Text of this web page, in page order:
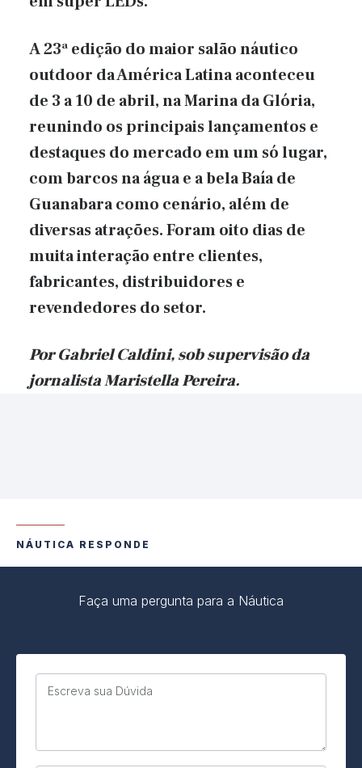
A 23ª edição do maior salão náutico
outdoor da América Latina aconteceu
de 3 a 10 de abril, na Marina da Glória,
reunindo os principais lançamentos e
destaques do mercado em um só lugar,
com barcos na água e a bela Baía de
Guanabara como cenário, além de
diversas atrações. Foram oito dias de
muita interação entre clientes,
fabricantes, distribuidores e
revendedores do setor.
Por Gabriel Caldini, sob supervisão da
jornalista Maristella Pereira.
NÁUTICA RESPONDE
Faça uma pergunta para a Náutica
Escreva sua Dúvida